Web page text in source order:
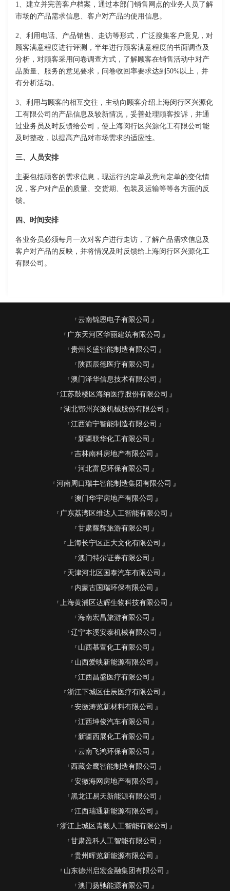
1、建立并完善客户档案，通过本部门销售网点的业务人员了解
市场的产品需求信息、客户对产品的使用信息。
2、利用电话、产品销售、走访等形式，广泛搜集客户意见，对
顾客满意程度进行评测，半年进行顾客满意程度的书面调查及
分析，对顾客采用问卷调查方式，了解顾客在销售活动中对产
品质量、服务的意见要求，问卷收回率要求达到50%以上，并
有分析活动。
3、利用与顾客的相互交往，主动向顾客介绍上海闵行区兴源化
工有限公司的产品信息及较新情况，妥善处理顾客投诉，并通
过业务员及时反馈给公司，使上海闵行区兴源化工有限公司能
及时整改，以提高产品对市场需求的适应性。
三、人员安排
主要包括顾客的需求信息，现运行的定单及意向定单的变化情
况，客户对产品的质量、交货期、包装及运输等等各方面的反
馈。
四、时间安排
各业务员必须每月一次对客户进行走访，了解产品需求信息及
客户对产品的反映，并将情况及时反馈给上海闵行区兴源化工
有限公司。
云南锦恩电子有限公司
广东天河区华丽建筑有限公司
贵州长盛智能制造有限公司
陕西辰德医疗有限公司
澳门泽华信息技术有限公司
江苏鼓楼区海纳医疗股份有限公司
湖北鄂州兴源机械股份有限公司
江西渝宁智能制造有限公司
新疆联华化工有限公司
吉林南科房地产有限公司
河北富尼环保有限公司
河南周口瑞丰智能制造集团有限公司
澳门华宇房地产有限公司
广东荔湾区维达人工智能有限公司
甘肃耀辉旅游有限公司
上海长宁区正大文化有限公司
澳门特尔证券有限公司
天津河北区国泰汽车有限公司
内蒙古国瑞环保有限公司
上海黄浦区达辉生物科技有限公司
海南宏昌旅游有限公司
辽宁本溪安泰机械有限公司
山西慕萱化工有限公司
山西爱映新能源有限公司
江西昌盛医疗有限公司
浙江下城区佳辰医疗有限公司
安徽涛览新材料有限公司
江西坤俊汽车有限公司
新疆西展化工有限公司
云南飞鸿环保有限公司
西藏金鹰智能制造有限公司
安徽海网房地产有限公司
黑龙江易天新能源有限公司
江西瑞通新能源有限公司
浙江上城区青毅人工智能有限公司
甘肃盈科人工智能有限公司
贵州晖览新能源有限公司
山东德州启宏金融集团有限公司
澳门扬驰能源有限公司